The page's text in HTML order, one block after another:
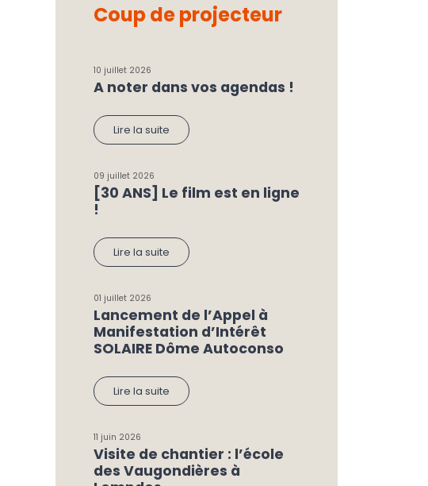
Coup de projecteur
10 juillet 2026
A noter dans vos agendas !
Lire la suite
09 juillet 2026
[30 ANS] Le film est en ligne
!
Lire la suite
01 juillet 2026
Lancement de l’Appel à
Manifestation d’Intérêt
SOLAIRE Dôme Autoconso
Lire la suite
11 juin 2026
Visite de chantier : l’école
des Vaugondières à